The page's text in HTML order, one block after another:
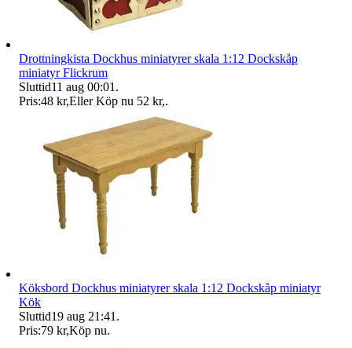
Drottningkista Dockhus miniatyrer skala 1:12 Dockskåp
miniatyr Flickrum
Sluttid11 aug 00:01 .
Pris:48 kr,Eller Köp nu 52 kr,.
Köksbord Dockhus miniatyrer skala 1:12 Dockskåp miniatyr
Kök
Sluttid19 aug 21:41 .
Pris:79 kr,Köp nu.